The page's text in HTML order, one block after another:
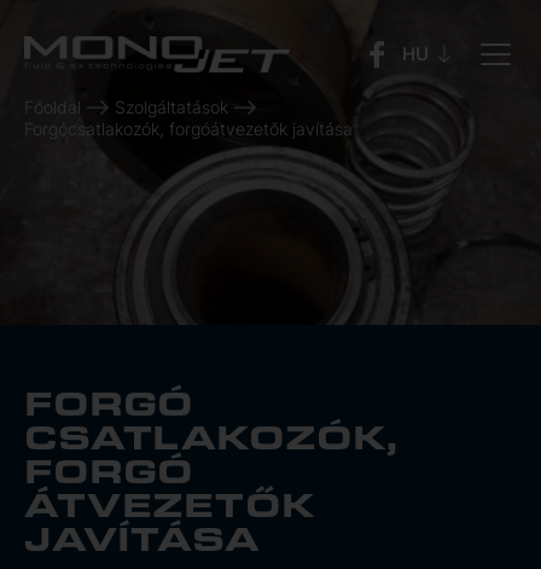
Főoldal
Szolgáltatások
Forgócsatlakozók, forgóátvezetők javítása
FORGÓ
CSATLAKOZÓK,
FORGÓ
ÁTVEZETŐK
JAVÍTÁSA